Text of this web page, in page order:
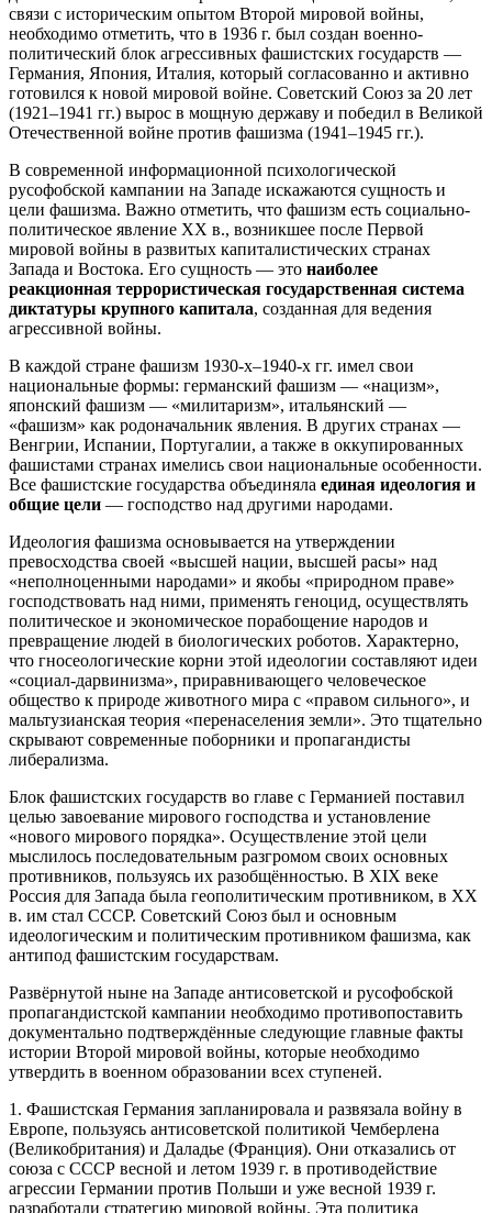
связи с историческим опытом Второй мировой войны,
необходимо отметить, что в 1936 г. был создан военно-
политический блок агрессивных фашистских государств —
Германия, Япония, Италия, который согласованно и активно
готовился к новой мировой войне. Советский Союз за 20 лет
(1921–1941 гг.) вырос в мощную державу и победил в Великой
Отечественной войне против фашизма (1941–1945 гг.).
В современной информационной психологической
русофобской кампании на Западе искажаются сущность и
цели фашизма. Важно отметить, что фашизм есть социально-
политическое явление XX в., возникшее после Первой
мировой войны в развитых капиталистических странах
Запада и Востока. Его сущность — это наиболее
реакционная террористическая государственная система
диктатуры крупного капитала, созданная для ведения
агрессивной войны.
В каждой стране фашизм 1930-х–1940-х гг. имел свои
национальные формы: германский фашизм — «нацизм»,
японский фашизм — «милитаризм», итальянский —
«фашизм» как родоначальник явления. В других странах —
Венгрии, Испании, Португалии, а также в оккупированных
фашистами странах имелись свои национальные особенности.
Все фашистские государства объединяла единая идеология и
общие цели — господство над другими народами.
Идеология фашизма основывается на утверждении
превосходства своей «высшей нации, высшей расы» над
«неполноценными народами» и якобы «природном праве»
господствовать над ними, применять геноцид, осуществлять
политическое и экономическое порабощение народов и
превращение людей в биологических роботов. Характерно,
что гносеологические корни этой идеологии составляют идеи
«социал-дарвинизма», приравнивающего человеческое
общество к природе животного мира с «правом сильного», и
мальтузианская теория «перенаселения земли». Это тщательно
скрывают современные поборники и пропагандисты
либерализма.
Блок фашистских государств во главе с Германией поставил
целью завоевание мирового господства и установление
«нового мирового порядка». Осуществление этой цели
мыслилось последовательным разгромом своих основных
противников, пользуясь их разобщённостью. В XIX веке
Россия для Запада была геополитическим противником, в XX
в. им стал СССР. Советский Союз был и основным
идеологическим и политическим противником фашизма, как
антипод фашистским государствам.
Развёрнутой ныне на Западе антисоветской и русофобской
пропагандистской кампании необходимо противопоставить
документально подтверждённые следующие главные факты
истории Второй мировой войны, которые необходимо
утвердить в военном образовании всех ступеней.
1. Фашистская Германия запланировала и развязала войну в
Европе, пользуясь антисоветской политикой Чемберлена
(Великобритания) и Даладье (Франция). Они отказались от
союза с СССР весной и летом 1939 г. в противодействие
агрессии Германии против Польши и уже весной 1939 г.
разработали стратегию мировой войны. Эта политика